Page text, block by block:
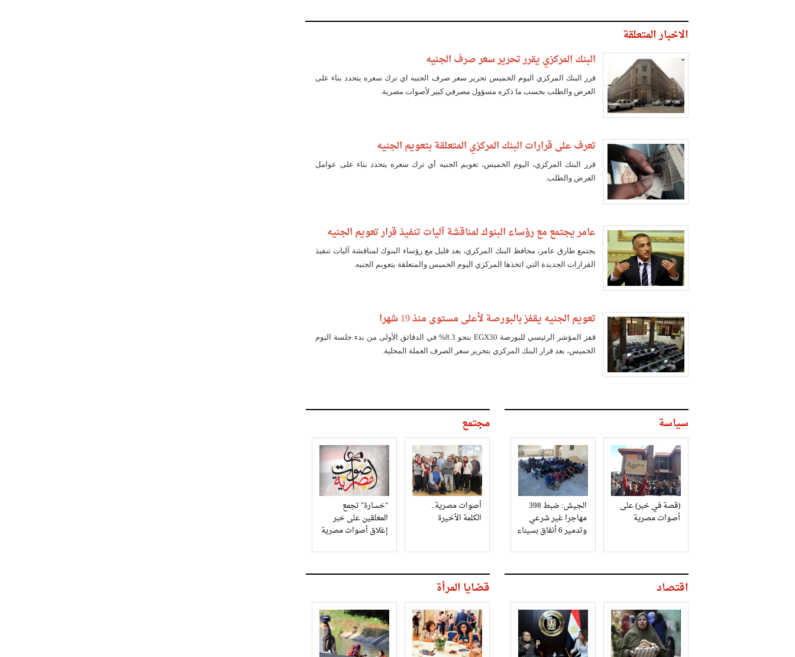
الاخبار المتعلقة
البنك المركزي يقرر تحرير سعر صرف الجنيه
قرر البنك المركزي اليوم الخميس تحرير سعر صرف الجنيه اي ترك سعره يتحدد بناء على
العرض والطلب بحسب ما ذكره مسؤول مصرفي كبير لأصوات مصرية.
تعرف على قرارات البنك المركزي المتعلقة بتعويم الجنيه
قرر البنك المركزي، اليوم الخميس، تعويم الجنيه أي ترك سعره يتحدد بناء على عوامل
العرض والطلب.
عامر يجتمع مع رؤساء البنوك لمناقشة آليات تنفيذ قرار تعويم الجنيه
يجتمع طارق عامر، محافظ البنك المركزي، بعد قليل مع رؤساء البنوك لمناقشة آليات تنفيذ
القرارات الجديدة التي اتخذها المركزي اليوم الخميس والمتعلقة بتعويم الجنيه.
تعويم الجنيه يقفز بالبورصة لأعلى مستوى منذ 19 شهرا
قفز المؤشر الرئيسي للبورصة EGX30 بنحو 8.3% في الدقائق الأولى من بدء جلسة اليوم
الخميس، بعد قرار البنك المركزي بتحرير سعر الصرف العملة المحلية.
سياسة
(قصة في خبر) على
أصوات مصرية
الجيش: ضبط 398
مهاجرا غير شرعي
وتدمير 6 أنفاق بسيناء
مجتمع
أصوات مصرية..
الكلمة الأخيرة
"خسارة" تجمع
المعلقين على خبر
إغلاق أصوات مصرية
اقتصاد قضايا المرأة